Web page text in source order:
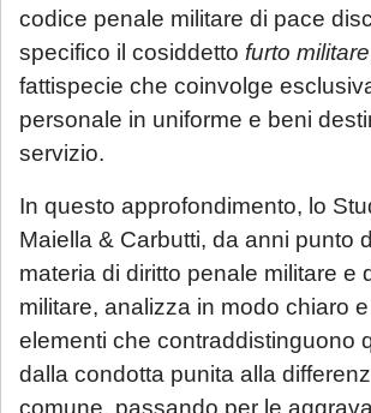
codice penale militare di pace
specifico il cosiddetto furto militare
fattispecie che coinvolge
personale in uniforme e beni
servizio.
In questo approfondimento, lo
Maiella & Carbutti, da anni punto
materia di diritto penale militare e
militare, analizza in modo chiaro
elementi che contraddistinguono
dalla condotta punita alla
comune, passando per le